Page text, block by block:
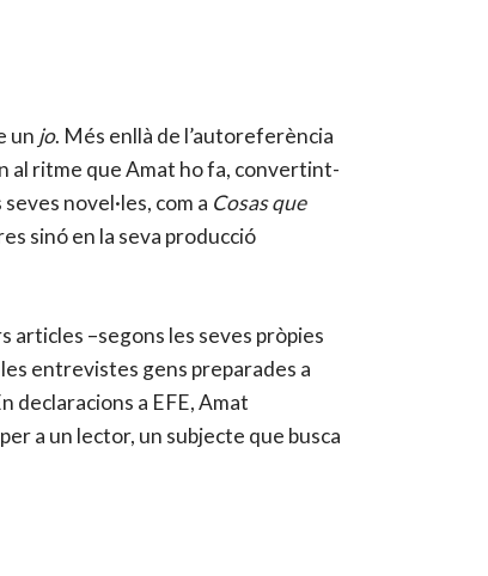
un jo. Més enllà de l’autoreferència
al ritme que Amat ho fa, convertint-
novel·les, com a Cosas que
sinó en la seva producció
articles –segons les seves pròpies
entrevistes gens preparades a
declaracions a EFE, Amat
a un lector, un subjecte que busca